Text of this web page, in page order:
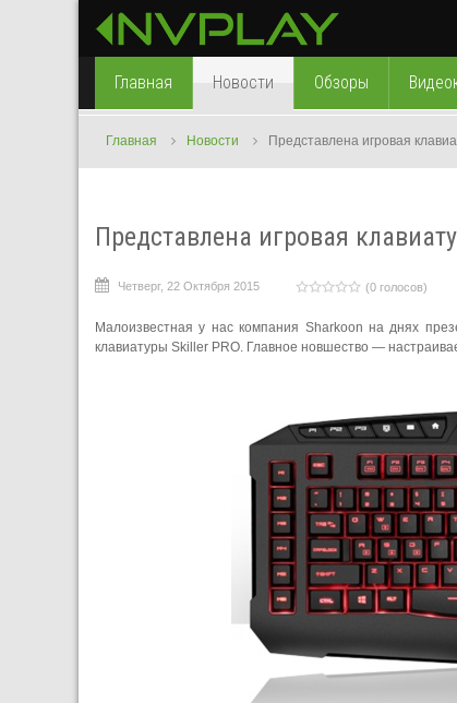
Главная Новости Обзоры
Главная Новости Представлена игровая
Представлена игровая
Четверг, 22 Октября 2015 (0 голосов)
Малоизвестная у нас компания Sharkoon на днях
клавиатуры Skiller PRO. Главное новшество —